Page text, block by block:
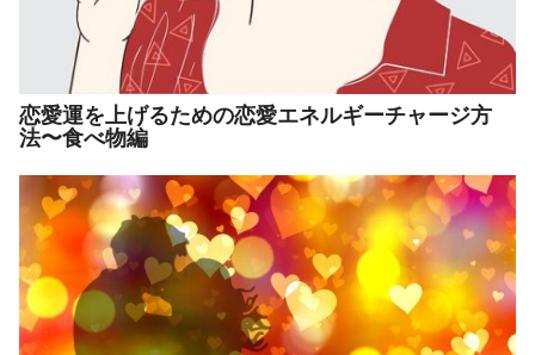
恋愛運を上げるための恋愛エネルギーチャージ方
法〜食べ物編